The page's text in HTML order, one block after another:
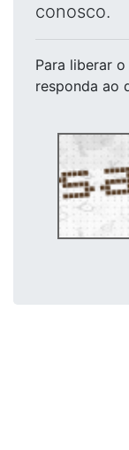
conosco.
Para liberar o
responda ao